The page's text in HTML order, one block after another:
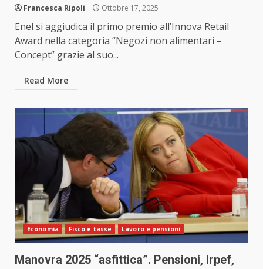
Francesca Ripoli Ottobre 17, 2025
Enel si aggiudica il primo premio all’Innova Retail
Award nella categoria “Negozi non alimentari –
Concept” grazie al suo...
Read More
Economia Fisco e tasse Lavoro e pensioni
Manovra 2025 “asfittica”. Pensioni, Irpef,